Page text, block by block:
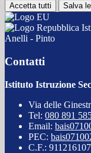
Accetta tutti Salva
Anelli - Pinto
Contatti
Istituto Istruzione
Via delle
Tel: 080 891
Email:
PEC:
C.F.: